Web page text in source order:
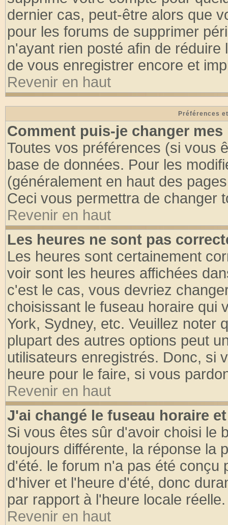
dernier cas, peut-être alors que
pour les forums de supprimer
n'ayant rien posté afin de
de vous enregistrer encore et
Revenir en haut
Préférences
Comment puis-je changer mes
Toutes vos préférences (si vous
base de données. Pour les
(généralement en haut des
Ceci vous permettra de changer
Revenir en haut
Les heures ne sont pas
Les heures sont certainement
voir sont les heures affichées
c'est le cas, vous devriez
choisissant le fuseau horaire qui
York, Sydney, etc. Veuillez noter
plupart des autres options peut
utilisateurs enregistrés. Donc, si
heure pour le faire, si vous
Revenir en haut
J'ai changé le fuseau horaire
Si vous êtes sûr d'avoir choisi le
toujours différente, la réponse la
d'été. le forum n'a pas été conçu
d'hiver et l'heure d'été, donc
par rapport à l'heure locale réelle.
Revenir en haut